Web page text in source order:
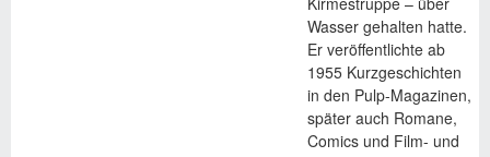
Wasser gehalten hatte.
Er veröffentlichte ab
1955 Kurzgeschichten
in den Pulp-Magazinen,
später auch Romane,
Comics und Film- und